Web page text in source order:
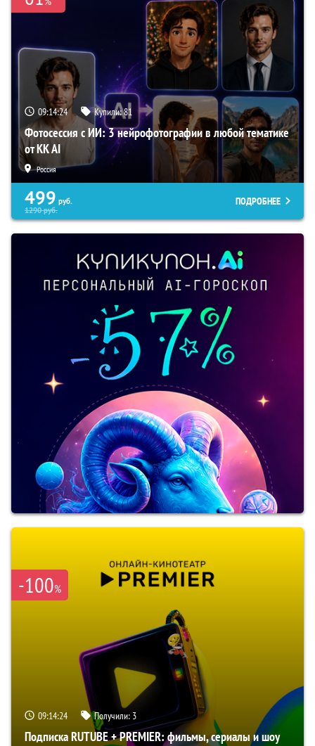
09:14:23 Купили:81
Фотосессия с ИИ: 3 нейрофотографии в любой тематике
от KK AI
Россия
499 руб.
1290руб.
ПОДРОБНЕЕ
-100%
09:14:23 Получили: 3
Подписка RUTUBE + PREMIER: фильмы, сериалы и шоу